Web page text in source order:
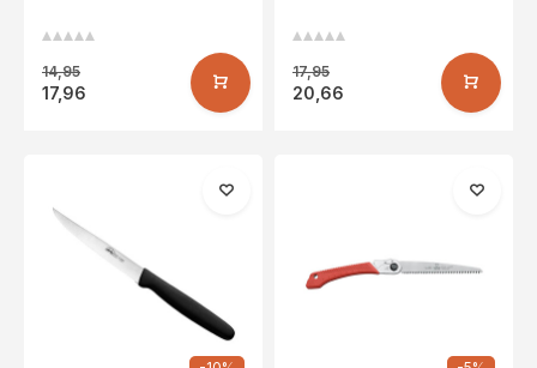
14,95
17,96
17,95
20,66